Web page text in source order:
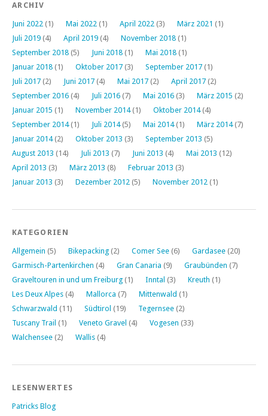
ARCHIV
Juni 2022 (1) Mai 2022 (1) April 2022 (3) März 2021 (1)
Juli 2019 (4) April 2019 (4) November 2018 (1)
September 2018 (5) Juni 2018 (1) Mai 2018 (1)
Januar 2018 (1) Oktober 2017 (3) September 2017 (1)
Juli 2017 (2) Juni 2017 (4) Mai 2017 (2) April 2017 (2)
September 2016 (4) Juli 2016 (7) Mai 2016 (3) März 2015 (2)
Januar 2015 (1) November 2014(1) Oktober 2014(4)
September 2014(1) Juli 2014(5) Mai 2014(1) März 2014(7)
Januar 2014(2) Oktober 2013 (3) September 2013 (5)
August 2013 (14) Juli 2013 (7) Juni 2013 (4) Mai 2013 (12)
April 2013 (3) März 2013 (8) Februar 2013 (3)
Januar 2013 (3) Dezember 2012 (5) November 2012 (1)
KATEGORIEN
Allgemein (5) Bikepacking (2) Comer See (6) Gardasee (20)
Garmisch-Partenkirchen (4) Gran Canaria (9) Graubünden (7)
Graveltouren in und um Freiburg (1) Inntal (3) Kreuth (1)
Les Deux Alpes (4) Mallorca (7) Mittenwald (1)
Schwarzwald (11) Südtirol (19) Tegernsee (2)
Tuscany Trail (1) Veneto Gravel (4) Vogesen (33)
Walchensee (2) Wallis (4)
LESENWERTES
Patricks Blog